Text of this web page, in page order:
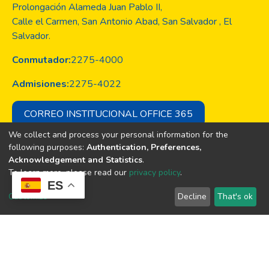
ES
Prolongación Alameda Juan Pablo II,
Calle el Carmen, San Antonio Abad, San Salvador , El
Salvador.
Conmutador:2275-4000
Admisiones:2275-4022
CORREO INSTITUCIONAL OFFICE 365
Copyright © Todos los derechos son
de la Universidad Evangélica de El
We collect and process your personal information for the
following purposes: Authentication, Preferences,
Acknowledgement and Statistics.
To learn more, please read our privacy policy.
Customize Decline That's ok